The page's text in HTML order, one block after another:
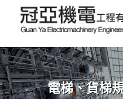
電梯、貨梯